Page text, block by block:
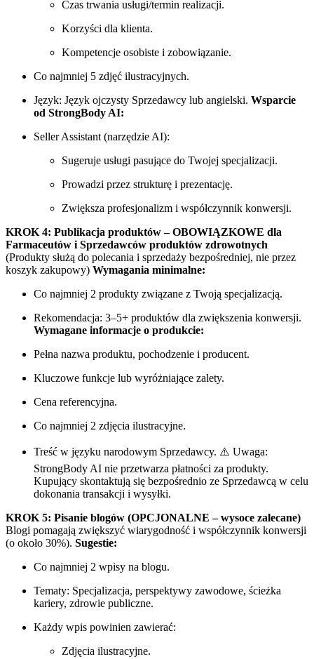
Czas trwania usługi/termin realizacji.
Korzyści dla klienta.
Kompetencje osobiste i zobowiązanie.
Co najmniej 5 zdjęć ilustracyjnych.
Język: Język ojczysty Sprzedawcy lub angielski. Wsparcie
od StrongBody AI:
Seller Assistant (narzędzie AI):
Sugeruje usługi pasujące do Twojej specjalizacji.
Prowadzi przez strukturę i prezentację.
Zwiększa profesjonalizm i współczynnik konwersji.
KROK 4: Publikacja produktów – OBOWIĄZKOWE dla
Farmaceutów i Sprzedawców produktów zdrowotnych
(Produkty służą do polecania i sprzedaży bezpośredniej, nie przez
koszyk zakupowy) Wymagania minimalne:
Co najmniej 2 produkty związane z Twoją specjalizacją.
Rekomendacja: 3–5+ produktów dla zwiększenia konwersji.
Wymagane informacje o produkcie:
Pełna nazwa produktu, pochodzenie i producent.
Kluczowe funkcje lub wyróżniające zalety.
Cena referencyjna.
Co najmniej 2 zdjęcia ilustracyjne.
Treść w języku narodowym Sprzedawcy. ⚠️ Uwaga:
StrongBody AI nie przetwarza płatności za produkty.
Kupujący skontaktują się bezpośrednio ze Sprzedawcą w celu
dokonania transakcji i wysyłki.
KROK 5: Pisanie blogów (OPCJONALNE – wysoce zalecane)
Blogi pomagają zwiększyć wiarygodność i współczynnik konwersji
(o około 30%). Sugestie:
Co najmniej 2 wpisy na blogu.
Tematy: Specjalizacja, perspektywy zawodowe, ścieżka
kariery, zdrowie publiczne.
Każdy wpis powinien zawierać:
Zdjęcia ilustracyjne.